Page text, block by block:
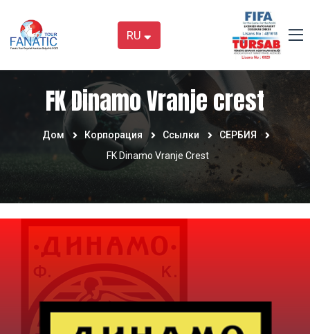
RU
FK Dinamo Vranje crest
Дом Корпорация Ссылки
СЕРБИЯ
FK Dinamo Vranje Crest